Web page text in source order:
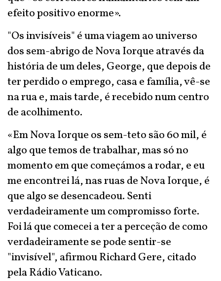
efeito positivo enorme».
"Os invisíveis" é uma viagem ao universo
dos sem-abrigo de Nova Iorque através da
história de um deles, George, que depois de
ter perdido o emprego, casa e família, vê-se
na rua e, mais tarde, é recebido num centro
de acolhimento.
«Em Nova Iorque os sem-teto são 60 mil, é
algo que temos de trabalhar, mas só no
momento em que começámos a rodar, e eu
me encontrei lá, nas ruas de Nova Iorque, é
que algo se desencadeou. Senti
verdadeiramente um compromisso forte.
Foi lá que comecei a ter a perceção de como
verdadeiramente se pode sentir-se
"invisível", afirmou Richard Gere, citado
pela Rádio Vaticano.